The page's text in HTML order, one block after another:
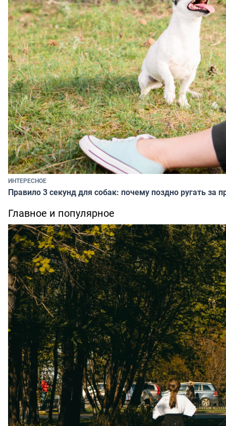
ИНТЕРЕСНОЕ
Правило 3 секунд для собак: почему поздно ругать за
Главное и популярное